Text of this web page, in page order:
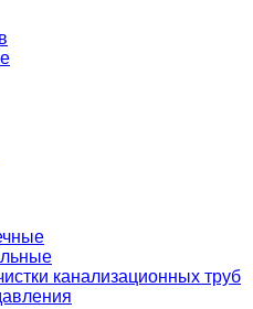
канализационных труб